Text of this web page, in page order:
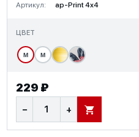
Артикул:
ap-Print 4x4
ЦВЕТ
М М
229 ₽
− + В КОРЗИНУ